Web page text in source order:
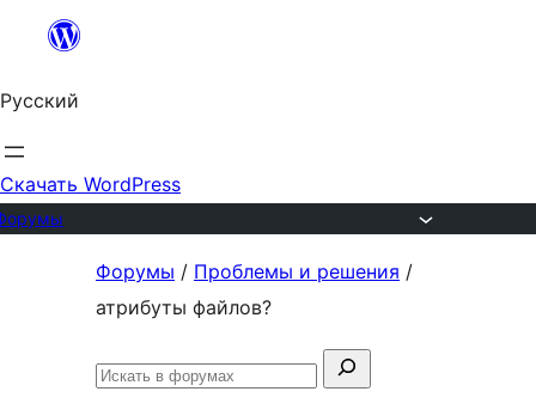
Перейти
содержимому
Русский
Скачать WordPress
Форумы / Проблемы и решения /
атрибуты файлов?
Поиск:
Искать